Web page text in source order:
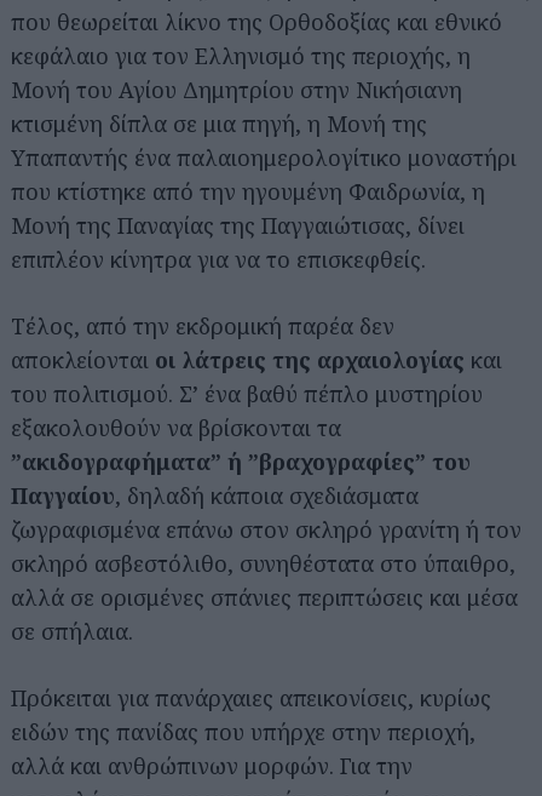
που θεωρείται λίκνο της Ορθοδοξίας και εθνικό
κεφάλαιο για τον Ελληνισμό της περιοχής, η
Μονή του Αγίου Δημητρίου στην Νικήσιανη
κτισμένη δίπλα σε μια πηγή, η Μονή της
Υπαπαντής ένα παλαιοημερολογίτικο μοναστήρι
που κτίστηκε από την ηγουμένη Φαιδρωνία, η
Μονή της Παναγίας της Παγγαιώτισας, δίνει
επιπλέον κίνητρα για να το επισκεφθείς.
Τέλος, από την εκδρομική παρέα δεν
αποκλείονται οι λάτρεις της αρχαιολογίας και
του πολιτισμού. Σ’ ένα βαθύ πέπλο μυστηρίου
εξακολουθούν να βρίσκονται τα
”ακιδογραφήματα” ή ”βραχογραφίες” του
Παγγαίου, δηλαδή κάποια σχεδιάσματα
ζωγραφισμένα επάνω στον σκληρό γρανίτη ή τον
σκληρό ασβεστόλιθο, συνηθέστατα στο ύπαιθρο,
αλλά σε ορισμένες σπάνιες περιπτώσεις και μέσα
σε σπήλαια.
Πρόκειται για πανάρχαιες απεικονίσεις, κυρίως
ειδών της πανίδας που υπήρχε στην περιοχή,
αλλά και ανθρώπινων μορφών. Για την